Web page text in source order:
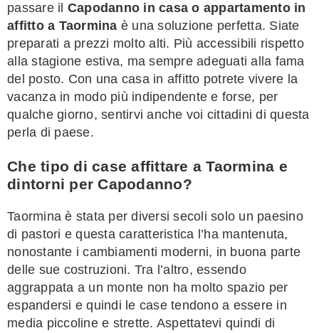
passare il Capodanno in casa o appartamento in
affitto a Taormina è una soluzione perfetta. Siate
preparati a prezzi molto alti. Più accessibili rispetto
alla stagione estiva, ma sempre adeguati alla fama
del posto. Con una casa in affitto potrete vivere la
vacanza in modo più indipendente e forse, per
qualche giorno, sentirvi anche voi cittadini di questa
perla di paese.
Che tipo di case affittare a Taormina e
dintorni per Capodanno?
Taormina è stata per diversi secoli solo un paesino
di pastori e questa caratteristica l’ha mantenuta,
nonostante i cambiamenti moderni, in buona parte
delle sue costruzioni. Tra l’altro, essendo
aggrappata a un monte non ha molto spazio per
espandersi e quindi le case tendono a essere in
media piccoline e strette. Aspettatevi quindi di